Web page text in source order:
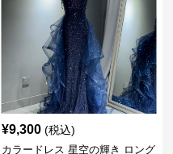
¥9,300 (税込)
カラードレス 星空の輝き ロング
ドレス